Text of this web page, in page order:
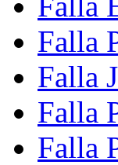
Falla
Falla
Falla
Falla